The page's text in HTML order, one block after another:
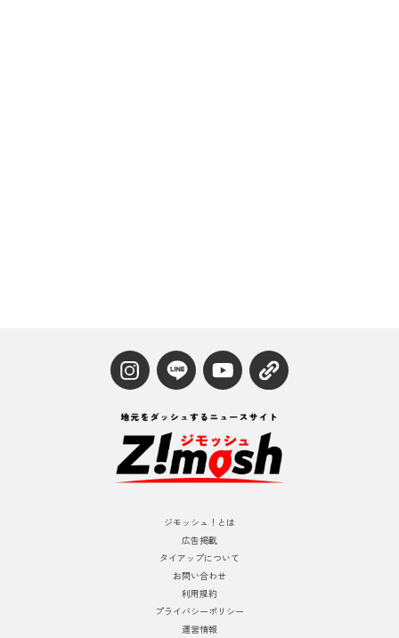
ジモッシュ！とは
広告掲載
タイアップについて
お問い合わせ
利用規約
プライバシーポリシー
運営情報